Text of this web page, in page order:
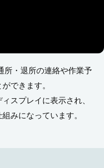
所・退所の連絡や作業予
できます。
スプレイに表示され、
みになっています。